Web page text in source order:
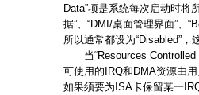
Data”项是系统每次启动时将
据”、“DMI/桌面管理界面”、
所以通常都设为“Disabled”，
当“Resources Controlled
可使用的IRQ和DMA资源由
如果须要为ISA卡保留某一